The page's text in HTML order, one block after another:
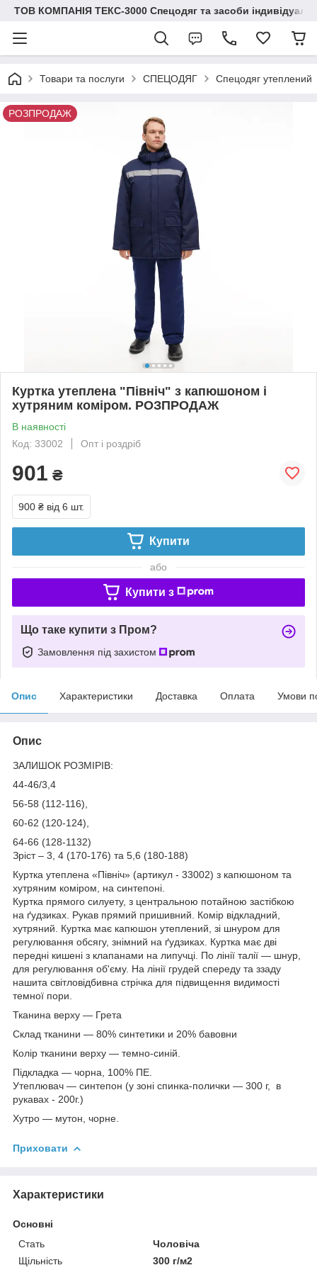
ТОВ КОМПАНІЯ ТЕКС-3000 Спецодяг та засоби
Товари та послуги СПЕЦОДЯГ Спецодяг утеплений
РОЗПРОДАЖ
Куртка утеплена "Північ" з капюшоном і
хутряним коміром. РОЗПРОДАЖ
В наявності
Код: 33002
Опт і роздріб
901 ₴
900 ₴ від 6 шт.
Купити
або
Купити з
Що таке купити з Пром?
Замовлення під захистом
Опис Характеристики Доставка Оплата Умови
Опис
ЗАЛИШОК РОЗМІРІВ:
44-46/3,4
56-58 (112-116),
60-62 (120-124),
64-66 (128-1132)
Зріст – 3, 4 (170-176) та 5,6 (180-188)
Куртка утеплена «Північ» (артикул - 33002) з капюшоном та
хутряним коміром, на синтепоні.
Куртка прямого силуету, з центральною потайною застібкою
на ґудзиках. Рукав прямий пришивний. Комір відкладний,
хутряний. Куртка має капюшон утеплений, зі шнуром для
регулювання обсягу, знімний на ґудзиках. Куртка має дві
передні кишені з клапанами на липучці. По лінії талії — шнур,
для регулювання об'єму. На лінії грудей спереду та ззаду
нашита світловідбивна стрічка для підвищення видимості
темної пори.
Тканина верху — Грета
Склад тканини — 80% синтетики и 20% бавовни
Колір тканини верху — темно-синій.
Підкладка — чорна, 100% ПЕ.
Утеплювач — синтепон (у зоні спинка-полички — 300 г, в
рукавах - 200г.)
Хутро — мутон, чорне.
Приховати
Характеристики
Основні
Стать
Чоловіча
Щільність
300 г/м2